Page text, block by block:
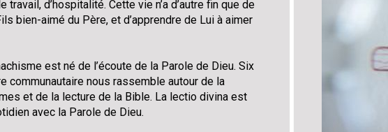
travail, d’hospitalité. Cette vie n’a d’autre fin que de
bien-aimé du Père, et d’apprendre de Lui à aimer
est né de l’écoute de la Parole de Dieu. Six
communautaire nous rassemble autour de la
et de la lecture de la Bible. La lectio divina est
avec la Parole de Dieu.